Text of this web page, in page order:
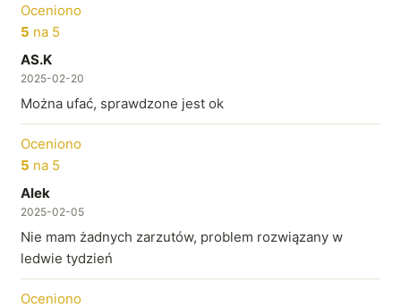
Oceniono
5 na 5
AS.K
2025-02-20
Można ufać, sprawdzone jest ok
Oceniono
5 na 5
Alek
2025-02-05
Nie mam żadnych zarzutów, problem rozwiązany w
ledwie tydzień
Oceniono